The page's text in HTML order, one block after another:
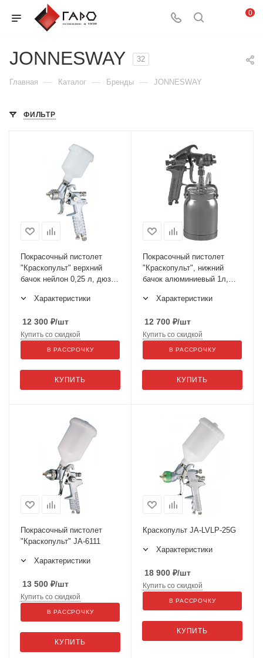
0
JONNESWAY 32
Главная — Каталог — Бренды — JONNESWAY
ФИЛЬТР
Покрасочный пистолет
"Краскопульт" верхний
бачок нейлон 0,25 л, дюза
Характеристики
12 300 ₽/шт
КУПИТЬ
Купить со скидкой
В РАССРОЧКУ
Покрасочный пистолет
"Краскопульт", нижний
бачок алюминиевый 1л,
Характеристики
12 700 ₽/шт
КУПИТЬ
Купить со скидкой
В РАССРОЧКУ
Покрасочный пистолет
"Краскопульт" JA-6111
Характеристики
13 500 ₽/шт
КУПИТЬ
Купить со скидкой
В РАССРОЧКУ
Краскопульт JA-LVLP-25G
Характеристики
18 900 ₽/шт
КУПИТЬ
Купить со скидкой
В РАССРОЧКУ